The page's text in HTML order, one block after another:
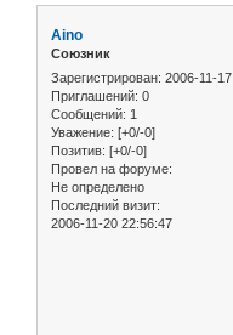
Aino
Союзник
Зарегистрирован: 2006-11-17
Приглашений: 0
Сообщений: 1
Уважение: [+0/-0]
Позитив: [+0/-0]
Провел на форуме:
Не определено
Последний визит:
2006-11-20 22:56:47